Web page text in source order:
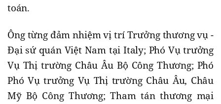
toán.
Ông từng đảm nhiệm vị trí Trưởng thương vụ -
Đại sứ quán Việt Nam tại Italy; Phó Vụ trưởng
Vụ Thị trường Châu Âu Bộ Công Thương; Phó
Phó Vụ trưởng Vụ Thị trường Châu Âu, Châu
Mỹ Bộ Công Thương; Tham tán thương mại